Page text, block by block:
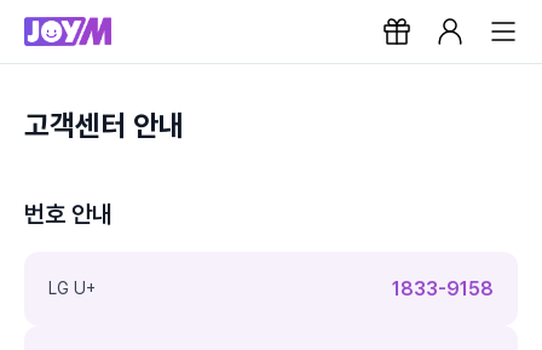
고객센터 안내
번호 안내
LG U+ 1833-9158